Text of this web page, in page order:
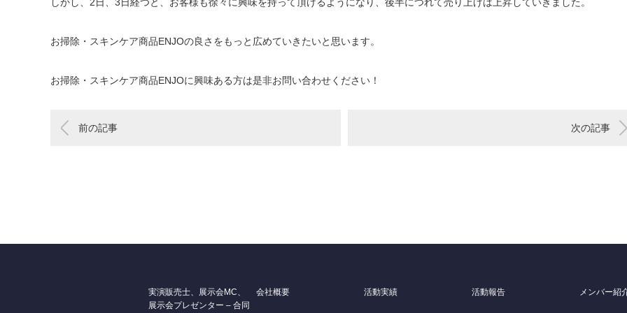
お掃除・スキンケア商品ENJOの良さをもっと広めていきたいと思います。
お掃除・スキンケア商品ENJOに興味ある方は是非お問い合わせください！
前の記事 次の記事
実演販売士、展示会MC、
展示会プレゼンター – 合同
会社概要 活動実績 活動報告 メンバー紹